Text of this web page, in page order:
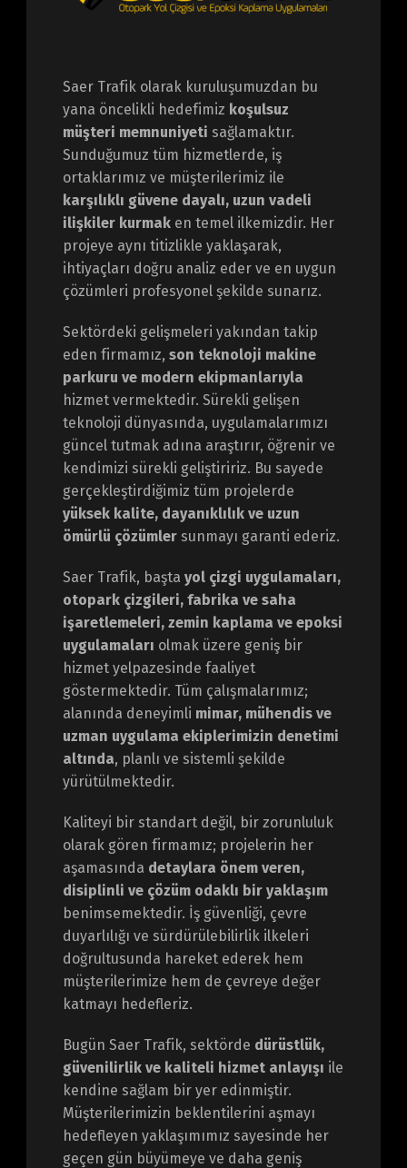
Saer Trafik olarak kuruluşumuzdan bu
yana öncelikli hedefimiz koşulsuz
müşteri memnuniyeti sağlamaktır.
Sunduğumuz tüm hizmetlerde, iş
ortaklarımız ve müşterilerimiz ile
karşılıklı güvene dayalı, uzun vadeli
ilişkiler kurmaken temel ilkemizdir. Her
projeye aynı titizlikle yaklaşarak,
ihtiyaçları doğru analiz eder ve en uygun
çözümleri profesyonel şekilde sunarız.
Sektördeki gelişmeleri yakından takip
eden firmamız, son teknoloji makine
parkuru ve modern ekipmanlarıyla
hizmet vermektedir. Sürekli gelişen
teknoloji dünyasında, uygulamalarımızı
güncel tutmak adına araştırır, öğrenir ve
kendimizi sürekli geliştiririz. Bu sayede
gerçekleştirdiğimiz tüm projelerde
yüksek kalite, dayanıklılık ve uzun
ömürlü çözümlersunmayı garanti ederiz.
Saer Trafik, başta yol çizgi uygulamaları,
otopark çizgileri, fabrika ve saha
işaretlemeleri, zemin kaplama ve epoksi
uygulamaları olmak üzere geniş bir
hizmet yelpazesinde faaliyet
göstermektedir. Tüm çalışmalarımız;
alanında deneyimli mimar, mühendis ve
uzman uygulama ekiplerimizin denetimi
altında, planlı ve sistemli şekilde
yürütülmektedir.
Kaliteyi bir standart değil, bir zorunluluk
olarak gören firmamız; projelerin her
aşamasında detaylara önem veren,
disiplinli ve çözüm odaklı bir yaklaşım
benimsemektedir. İş güvenliği, çevre
duyarlılığı ve sürdürülebilirlik ilkeleri
doğrultusunda hareket ederek hem
müşterilerimize hem de çevreye değer
katmayı hedefleriz.
Bugün Saer Trafik, sektörde dürüstlük,
güvenilirlik ve kaliteli hizmet anlayışı ile
kendine sağlam bir yer edinmiştir.
Müşterilerimizin beklentilerini aşmayı
hedefleyen yaklaşımımız sayesinde her
geçen gün büyümeye ve daha geniş